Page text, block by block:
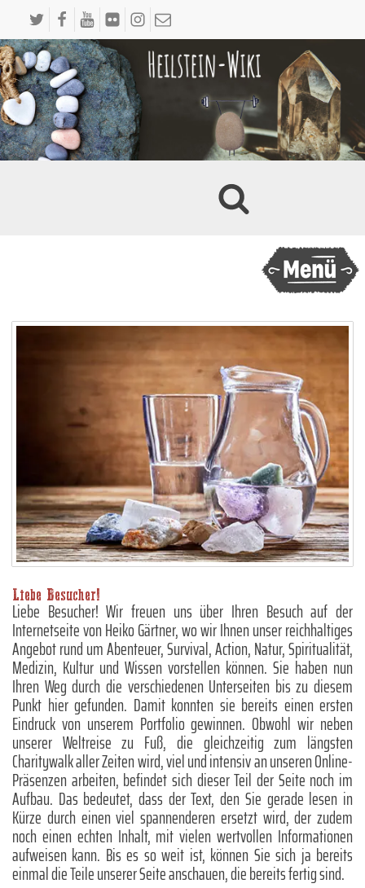
Liebe Besucher!
Liebe Besucher! Wir freuen uns über Ihren Besuch auf der
Internetseite von Heiko Gärtner, wo wir Ihnen unser reichhaltiges
Angebot rund um Abenteuer, Survival, Action, Natur, Spiritualität,
Medizin, Kultur und Wissen vorstellen können. Sie haben nun
Ihren Weg durch die verschiedenen Unterseiten bis zu diesem
Punkt hier gefunden. Damit konnten sie bereits einen ersten
Eindruck von unserem Portfolio gewinnen. Obwohl wir neben
unserer Weltreise zu Fuß, die gleichzeitig zum längsten
Charitywalk aller Zeiten wird, viel und intensiv an unseren Online-
Präsenzen arbeiten, befindet sich dieser Teil der Seite noch im
Aufbau. Das bedeutet, dass der Text, den Sie gerade lesen in
Kürze durch einen viel spannenderen ersetzt wird, der zudem
noch einen echten Inhalt, mit vielen wertvollen Informationen
aufweisen kann. Bis es so weit ist, können Sie sich ja bereits
einmal die Teile unserer Seite anschauen, die bereits fertig sind.